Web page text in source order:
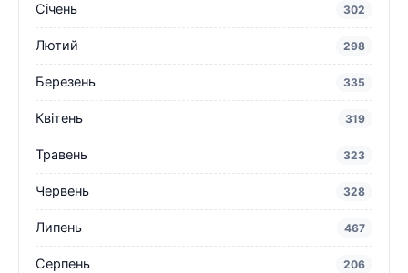
Січень 302
Лютий 298
Березень 335
Квітень 319
Травень 323
Червень 328
Липень 467
Серпень 206